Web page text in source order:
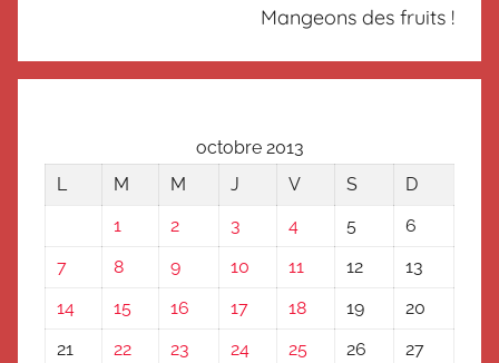
Mangeons des fruits !
octobre 2013
L
M M J V S
D
1
2 3 4 5
6
7
8 9 10 11 12
13
14
15 16 17 18 19
20
21
22 23 24 25 26
27